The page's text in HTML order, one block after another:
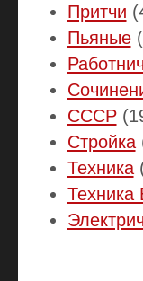
Притчи
Пьяные
СССР
Стройка
Техника
Техника